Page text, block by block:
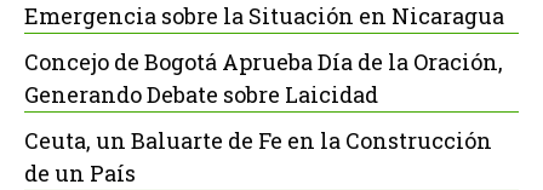
Emergencia sobre la Situación en Nicaragua
Concejo de Bogotá Aprueba Día de la Oración,
Generando Debate sobre Laicidad
Ceuta, un Baluarte de Fe en la Construcción
de un País